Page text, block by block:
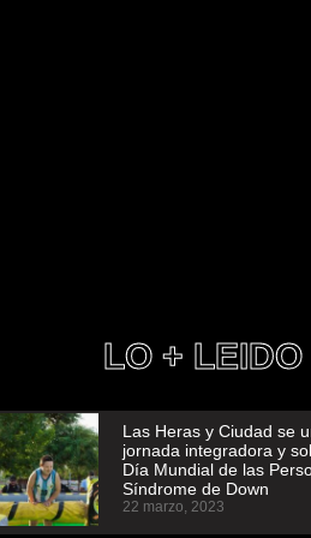
LO + LEIDO
Las Heras y Ciudad se
jornada integradora y
Día Mundial de las
Síndrome de Down
22 marzo, 2023